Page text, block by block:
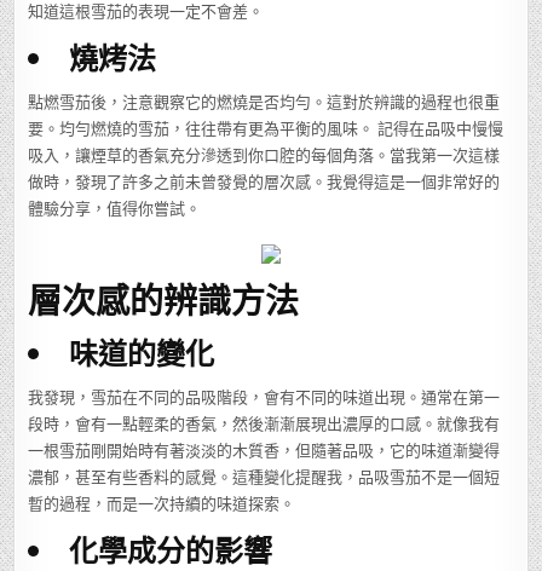
知道這根雪茄的表現一定不會差。
燒烤法
點燃雪茄後，注意觀察它的燃燒是否均勻。這對於辨識的過程也很重
要。均勻燃燒的雪茄，往往帶有更為平衡的風味。 記得在品吸中慢慢
吸入，讓煙草的香氣充分滲透到你口腔的每個角落。當我第一次這樣
做時，發現了許多之前未曾發覺的層次感。我覺得這是一個非常好的
體驗分享，值得你嘗試。
層次感的辨識方法
味道的變化
我發現，雪茄在不同的品吸階段，會有不同的味道出現。通常在第一
段時，會有一點輕柔的香氣，然後漸漸展現出濃厚的口感。就像我有
一根雪茄剛開始時有著淡淡的木質香，但隨著品吸，它的味道漸變得
濃郁，甚至有些香料的感覺。這種變化提醒我，品吸雪茄不是一個短
暫的過程，而是一次持續的味道探索。
化學成分的影響